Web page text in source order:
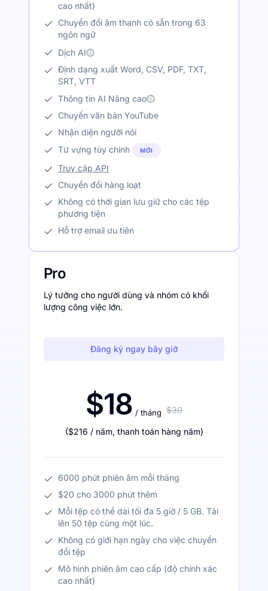
cao nhất)
Chuyển đổi âm thanh có sẵn trong 63
ngôn ngữ
Dịch AI
Định dạng xuất Word, CSV, PDF, TXT,
SRT, VTT
Thông tin AI Nâng cao
Chuyển văn bản YouTube
Nhận diện người nói
Từ vựng tùy chỉnh
MỚI
Truy cập API
Chuyển đổi hàng loạt
Không có thời gian lưu giữ cho các tệp
phương tiện
Hỗ trợ email ưu tiên
Pro
Lý tưởng cho người dùng và nhóm có khối
lượng công việc lớn.
Đăng ký ngay bây giờ
$18 / tháng $30
($216 / năm, thanh toán hàng năm)
6000 phút phiên âm mỗi tháng
$20 cho 3000 phút thêm
Mỗi tệp có thể dài tối đa 5 giờ / 5 GB. Tải
lên 50 tệp cùng một lúc.
Không có giới hạn ngày cho việc chuyển
đổi tệp
Mô hình phiên âm cao cấp (độ chính xác
cao nhất)